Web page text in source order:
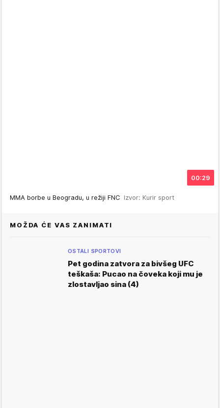
00:29
MMA borbe u Beogradu, u režiji FNC Izvor: Kurir sport
MOŽDA ĆE VAS ZANIMATI
OSTALI SPORTOVI
Pet godina zatvora za bivšeg UFC
teškaša: Pucao na čoveka koji mu je
zlostavljao sina (4)